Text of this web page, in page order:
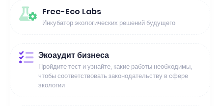
Free-Eco Labs
Инкубатор экологических решений будущего
Экоаудит бизнеса
Пройдите тест и узнайте, какие работы необходимы,
чтобы соответствовать законодательству в сфере
экологии